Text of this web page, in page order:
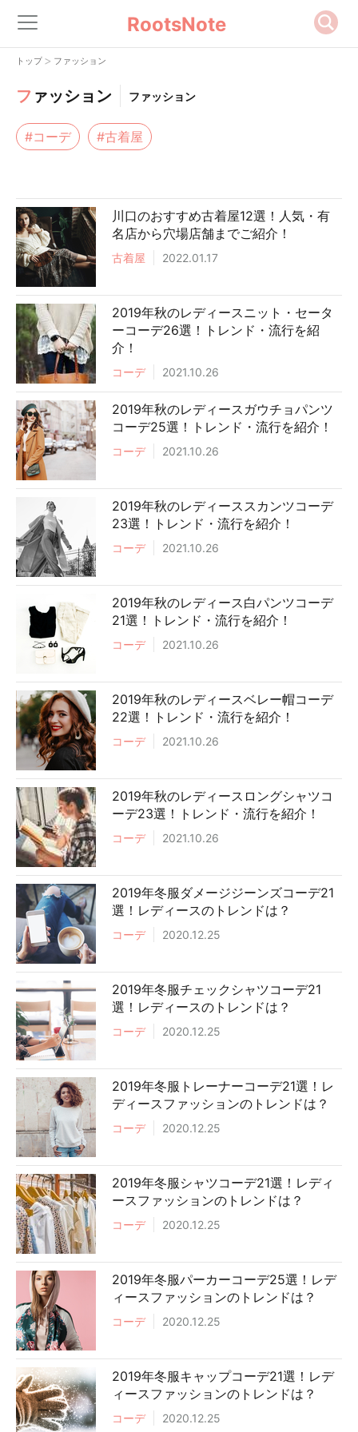
RootsNote
トップ > ファッション
フ ァッション ファッション
#コーデ #古着屋
川口のおすすめ古着屋12選！人気・有
名店から穴場店舗までご紹介！
古着屋 2022.01.17
2019年秋のレディースニット・セータ
ーコーデ26選！トレンド・流行を紹
介！
コーデ 2021.10.26
2019年秋のレディースガウチョパンツ
コーデ25選！トレンド・流行を紹介！
コーデ 2021.10.26
2019年秋のレディーススカンツコーデ
23選！トレンド・流行を紹介！
コーデ 2021.10.26
2019年秋のレディース白パンツコーデ
21選！トレンド・流行を紹介！
コーデ 2021.10.26
2019年秋のレディースベレー帽コーデ
22選！トレンド・流行を紹介！
コーデ 2021.10.26
2019年秋のレディースロングシャツコ
ーデ23選！トレンド・流行を紹介！
コーデ 2021.10.26
2019年冬服ダメージジーンズコーデ21
選！レディースのトレンドは？
コーデ 2020.12.25
2019年冬服チェックシャツコーデ21
選！レディースのトレンドは？
コーデ 2020.12.25
2019年冬服トレーナーコーデ21選！レ
ディースファッションのトレンドは？
コーデ 2020.12.25
2019年冬服シャツコーデ21選！レディ
ースファッションのトレンドは？
コーデ 2020.12.25
2019年冬服パーカーコーデ25選！レデ
ィースファッションのトレンドは？
コーデ 2020.12.25
2019年冬服キャップコーデ21選！レデ
ィースファッションのトレンドは？
コーデ 2020.12.25